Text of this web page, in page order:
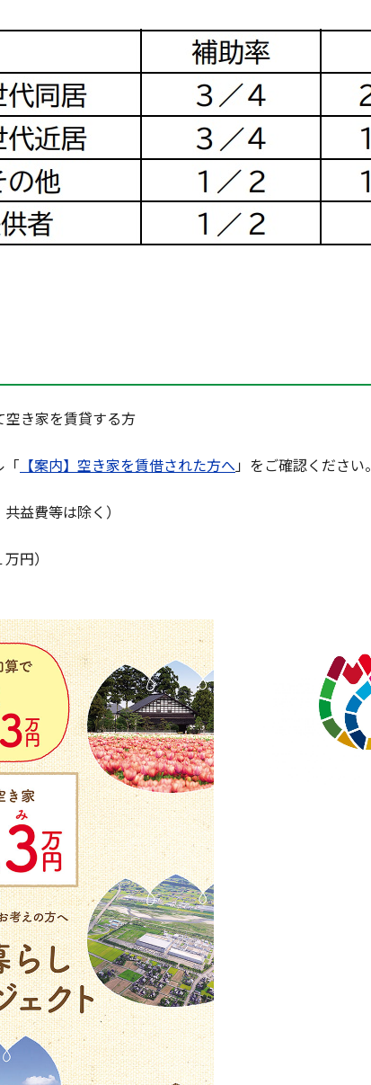
き家を賃貸する方
【案内】空き家を賃借された方へ」をご確認ください。
益費等は除く）
円）